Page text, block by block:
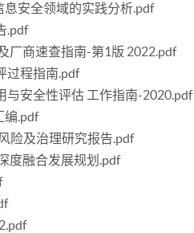
安全领域的实践分析.pdf
.pdf
厂商速查指南-第1版 2022.pdf
过程指南.pdf
与安全性评估 工作指南-2020.pdf
编.pdf
险及治理研究报告.pdf
度融合发展规划.pdf